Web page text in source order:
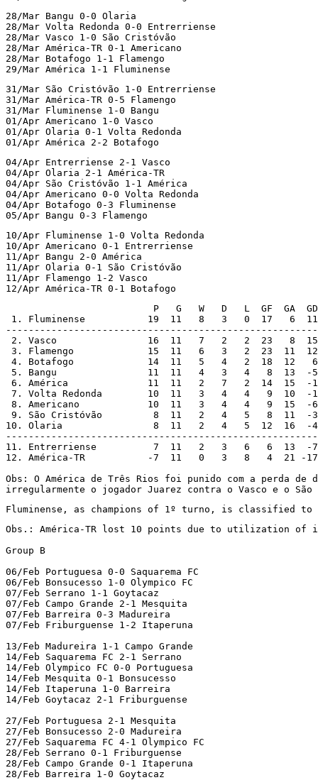
28/Mar Bangu 0-0 Olaria
28/Mar Volta Redonda 0-0 Entrerriense
28/Mar Vasco 1-0 São Cristóvão
28/Mar América-TR 0-1 Americano
28/Mar Botafogo 1-1 Flamengo
29/Mar América 1-1 Fluminense
31/Mar São Cristóvão 1-0 Entrerriense
31/Mar América-TR 0-5 Flamengo
31/Mar Fluminense 1-0 Bangu
01/Apr Americano 1-0 Vasco
01/Apr Olaria 0-1 Volta Redonda
01/Apr América 2-2 Botafogo
04/Apr Entrerriense 2-1 Vasco
04/Apr Olaria 2-1 América-TR
04/Apr São Cristóvão 1-1 América
04/Apr Americano 0-0 Volta Redonda
04/Apr Botafogo 0-3 Fluminense
05/Apr Bangu 0-3 Flamengo
10/Apr Fluminense 1-0 Volta Redonda
10/Apr Americano 0-1 Entrerriense
11/Apr Bangu 2-0 América
11/Apr Olaria 0-1 São Cristóvão
11/Apr Flamengo 1-2 Vasco
12/Apr América-TR 0-1 Botafogo
                          P   G   W   D   L  GF  GA  GD
1. Fluminense           19  11   8   3   0  17   6  11
-------------------------------------------------------
2. Vasco                16  11   7   2   2  23   8  15
3. Flamengo             15  11   6   3   2  23  11  12
4. Botafogo             14  11   5   4   2  18  12   6
5. Bangu                11  11   4   3   4   8  13  -5
6. América              11  11   2   7   2  14  15  -1
7. Volta Redonda        10  11   3   4   4   9  10  -1
8. Americano            10  11   3   4   4   9  15  -6
9. São Cristóvão         8  11   2   4   5   8  11  -3
10. Olaria                8  11   2   4   5  12  16  -4
-------------------------------------------------------
11. Entrerriense          7  11   2   3   6   6  13  -7
12. América-TR           -7  11   0   3   8   4  21 -17
Obs: O América de Três Rios foi punido com a perda de
irregularmente o jogador Juarez contra o Vasco e o
Fluminense, as champions of 1º turno, is classified to
Obs.: América-TR lost 10 points due to utilization of
Group B
06/Feb Portuguesa 0-0 Saquarema FC
06/Feb Bonsucesso 1-0 Olympico FC
07/Feb Serrano 1-1 Goytacaz
07/Feb Campo Grande 2-1 Mesquita
07/Feb Barreira 0-3 Madureira
07/Feb Friburguense 1-2 Itaperuna
13/Feb Madureira 1-1 Campo Grande
14/Feb Saquarema FC 2-1 Serrano
14/Feb Olympico FC 0-0 Portuguesa
14/Feb Mesquita 0-1 Bonsucesso
14/Feb Itaperuna 1-0 Barreira
14/Feb Goytacaz 2-1 Friburguense
27/Feb Portuguesa 2-1 Mesquita
27/Feb Bonsucesso 2-0 Madureira
27/Feb Saquarema FC 4-1 Olympico FC
28/Feb Serrano 0-1 Friburguense
28/Feb Campo Grande 0-1 Itaperuna
28/Feb Barreira 1-0 Goytacaz